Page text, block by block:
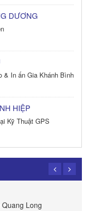
DƯƠNG
& In ấn Gia Khánh Bình
HIỆP
Kỹ Thuật GPS
Sống Hạnh Phúc
Long